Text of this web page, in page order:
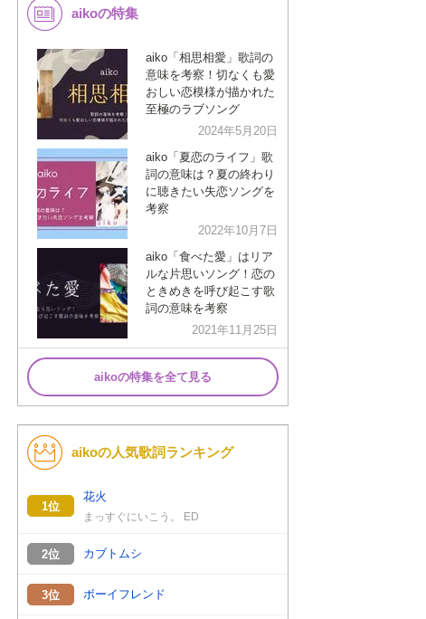
aikoの特集
aiko「相思相愛」歌詞の
意味を考察！切なくも愛
おしい恋模様が描かれた
至極のラブソング
2024年5月20日
aiko「夏恋のライフ」歌
詞の意味は？夏の終わり
に聴きたい失恋ソングを
考察
2022年10月7日
aiko「食べた愛」はリア
ルな片思いソング！恋の
ときめきを呼び起こす歌
詞の意味を考察
2021年11月25日
aikoの特集を全て見る
aikoの人気歌詞ランキング
1位
花火
まっすぐにいこう。 ED
2位 カブトムシ
3位 ボーイフレンド